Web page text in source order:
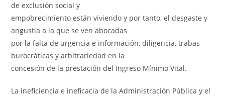
de exclusión social y
empobrecimiento están viviendo y por tanto, el desgaste y
angustia a la que se ven abocadas
por la falta de urgencia e información, diligencia, trabas
burocráticas y arbitrariedad en la
concesión de la prestación del Ingreso Mínimo Vital.
La ineficiencia e ineficacia de la Administración Pública y el